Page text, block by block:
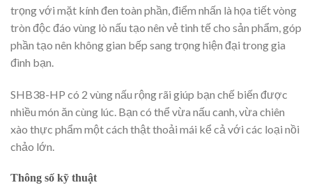
trọng với mặt kính đen toàn phần, điểm nhấn là họa tiết vòng
tròn độc đáo vùng lò nấu tạo nên vẻ tinh tế cho sản phẩm, góp
phần tạo nên không gian bếp sang trọng hiện đại trong gia
đình bạn.
SHB38-HP có 2 vùng nấu rộng rãi giúp bạn chế biến được
nhiều món ăn cùng lúc. Bạn có thể vừa nấu canh, vừa chiên
xào thực phẩm một cách thật thoải mái kể cả với các loại nồi
chảo lớn.
Thông số kỹ thuật